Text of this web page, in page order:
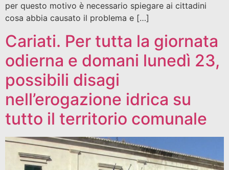
per questo motivo è necessario spiegare ai cittadini
cosa abbia causato il problema e […]
Cariati. Per tutta la giornata
odierna e domani lunedì 23,
possibili disagi
nell’erogazione idrica su
tutto il territorio comunale